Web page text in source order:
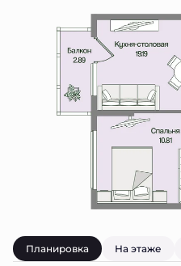
Планировка На этаже